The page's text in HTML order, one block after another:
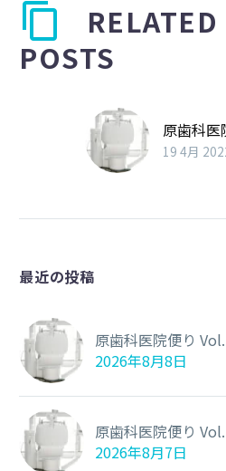
RELATED
POSTS
原歯科医
19 4月
最近の投稿
原歯科医院便り
2026年8月8日
原歯科医院便り
2026年8月7日